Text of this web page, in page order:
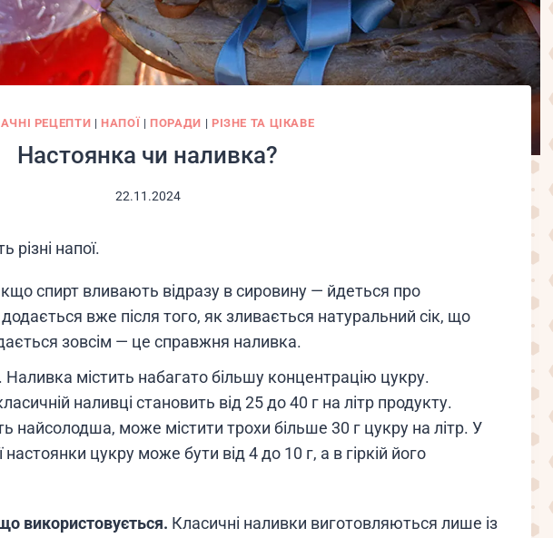
РЕЦЕПТИ | НАПОЇ | ПОРАДИ | РІЗНЕ ТА ЦІКАВЕ
Настоянка чи наливка?
22.11.2024
різні напої.
спирт вливають відразу в сировину — йдеться про
вже після того, як зливається натуральний сік, що
зовсім — це справжня наливка.
. Наливка містить набагато більшу концентрацію цукру.
наливці становить від 25 до 40 г на літр продукту.
найсолодша, може містити трохи більше 30 г цукру на літр. У
настоянки цукру може бути від 4 до 10 г, а в гіркій його
використовується. Класичні наливки виготовляються лише із